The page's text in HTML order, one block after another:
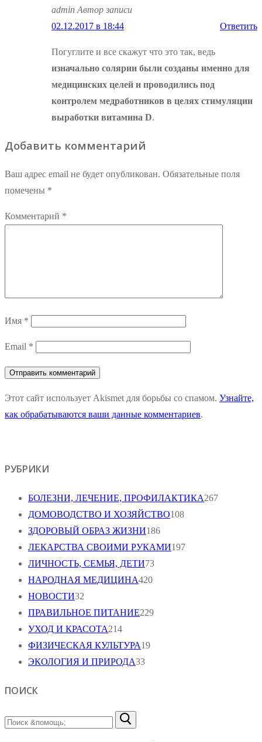
admin Автор записи
02.12.2017 в 18:44
Ответить
Погуглите и все скажут что это так, ведь
изначально солярии были созданы именно для
медицинских целей и проводились под
контролем медработников в целях стимуляции
выработки витамина D.
Добавить комментарий
Ваш адрес email не будет опубликован. Обязательные поля
помечены *
Комментарий *
Имя *
Email *
Этот сайт использует Akismet для борьбы со спамом. Узнайте,
как обрабатываются ваши данные комментариев.
РУБРИКИ
БОЛЕЗНИ, ЛЕЧЕНИЕ, ПРОФИЛАКТИКА267
ДОМОВОДСТВО И ХОЗЯЙСТВО108
ЗДОРОВЫЙ ОБРАЗ ЖИЗНИ186
ЛЕКАРСТВА СВОИМИ РУКАМИ197
ЛИЧНОСТЬ, СЕМЬЯ, ДЕТИ73
НАРОДНАЯ МЕДИЦИНА420
НОВОСТИ32
ПРАВИЛЬНОЕ ПИТАНИЕ229
УХОД И КРАСОТА214
ФИЗИЧЕСКАЯ КУЛЬТУРА19
ЭКОЛОГИЯ И ПРИРОДА33
ПОИСК
Найти: